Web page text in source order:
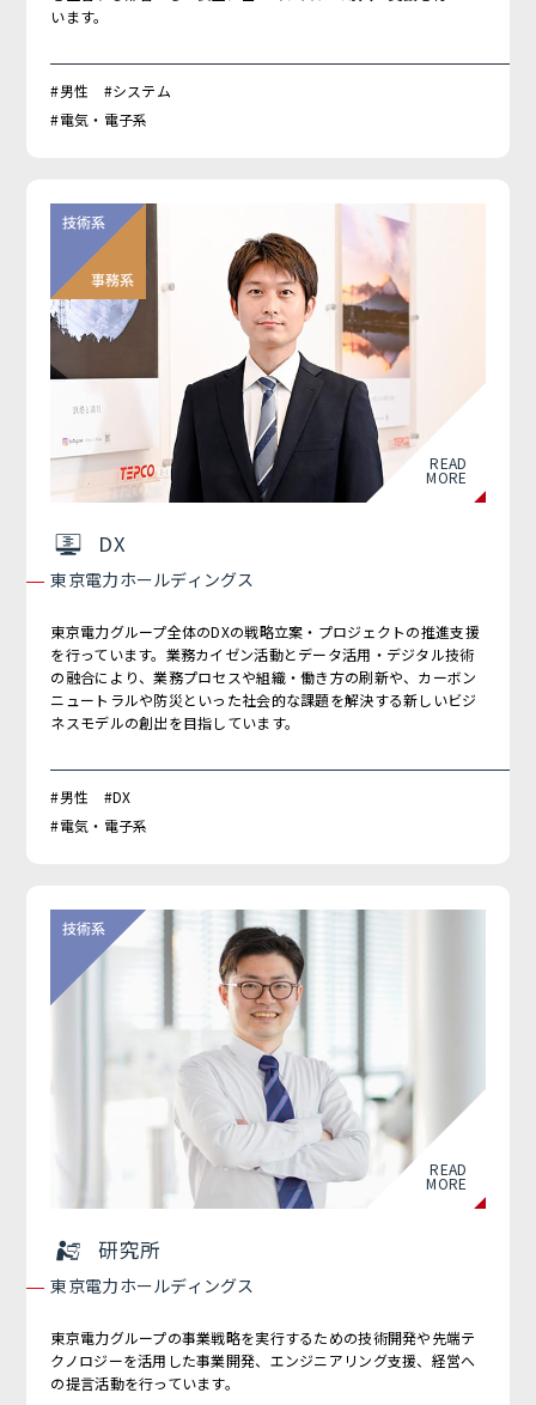
います。
#男性 #システム
#電気・電子系
READ
MORE
DX
東京電力ホールディングス
東京電力グループ全体のDXの戦略立案・プロジェクトの推進支援
を行っています。業務カイゼン活動とデータ活用・デジタル技術
の融合により、業務プロセスや組織・働き方の刷新や、カーボン
ニュートラルや防災といった社会的な課題を解決する新しいビジ
ネスモデルの創出を目指しています。
#男性 #DX
#電気・電子系
READ
MORE
研究所
東京電力ホールディングス
東京電力グループの事業戦略を実行するための技術開発や先端テ
クノロジーを活用した事業開発、エンジニアリング支援、経営へ
の提言活動を行っています。